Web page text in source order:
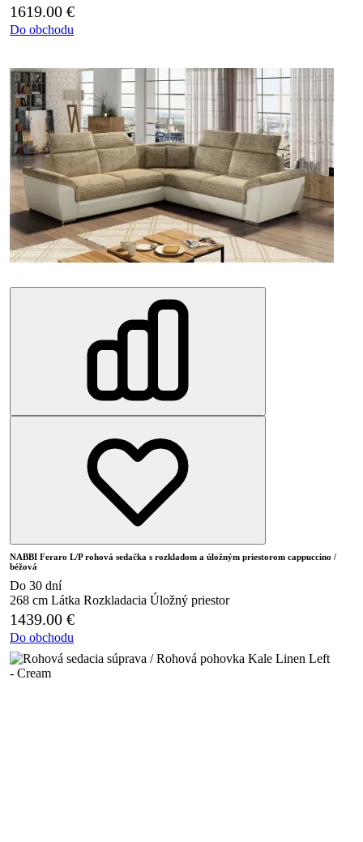
1619.00 €
Do obchodu
NABBI Feraro L/P rohová sedačka s rozkladom a úložným priestorom cappuccino /
béžová
Do 30 dní
268 cm Látka Rozkladacia Úložný priestor
1439.00 €
Do obchodu